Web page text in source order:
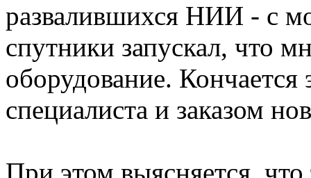
развалившихся НИИ - с
спутники запускал, что
оборудование.
специалиста и заказом